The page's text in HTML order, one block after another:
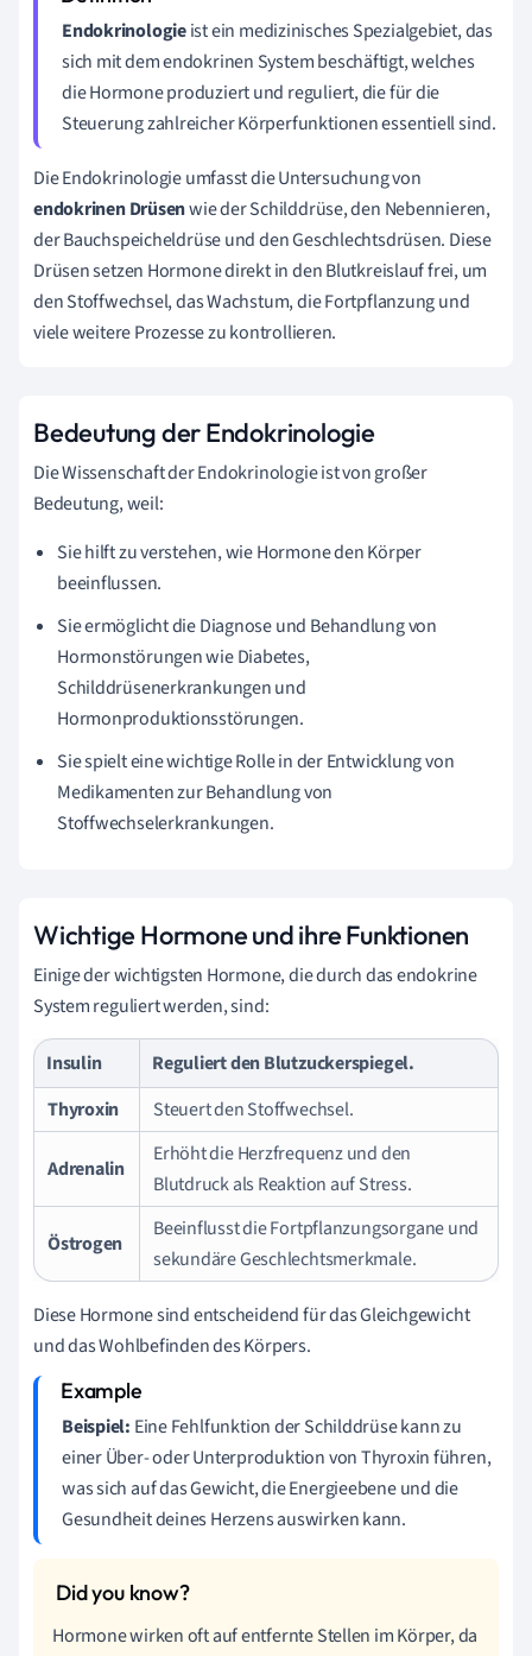
Endokrinologieist ein medizinisches Spezialgebiet, das
sich mit dem endokrinen System beschäftigt, welches
die Hormone produziert und reguliert, die für die
Steuerung zahlreicher Körperfunktionen essentiell sind.
Die Endokrinologie umfasst die Untersuchung von
endokrinen Drüsenwie der Schilddrüse, den Nebennieren,
der Bauchspeicheldrüse und den Geschlechtsdrüsen. Diese
Drüsen setzen Hormone direkt in den Blutkreislauf frei, um
den Stoffwechsel, das Wachstum, die Fortpflanzung und
viele weitere Prozesse zu kontrollieren.
Bedeutung der Endokrinologie
Die Wissenschaft der Endokrinologie ist von großer
Bedeutung, weil:
Sie hilft zu verstehen, wie Hormone den Körper
beeinflussen.
Sie ermöglicht die Diagnose und Behandlung von
Hormonstörungen wie Diabetes,
Schilddrüsenerkrankungen und
Hormonproduktionsstörungen.
Sie spielt eine wichtige Rolle in der Entwicklung von
Medikamenten zur Behandlung von
Stoffwechselerkrankungen.
Wichtige Hormone und ihre Funktionen
Einige der wichtigsten Hormone, die durch das endokrine
System reguliert werden, sind:
Insulin
Reguliert den Blutzuckerspiegel.
Thyroxin
Steuert den Stoffwechsel.
Adrenalin
Erhöht die Herzfrequenz und den
Blutdruck als Reaktion auf Stress.
Östrogen
Beeinflusst die Fortpflanzungsorgane und
sekundäre Geschlechtsmerkmale.
Diese Hormone sind entscheidend für das Gleichgewicht
und das Wohlbefinden des Körpers.
Beispiel: Eine Fehlfunktion der Schilddrüse kann zu
einer Über- oder Unterproduktion von Thyroxin führen,
was sich auf das Gewicht, die Energieebene und die
Gesundheit deines Herzens auswirken kann.
Hormone wirken oft auf entfernte Stellen im Körper, da